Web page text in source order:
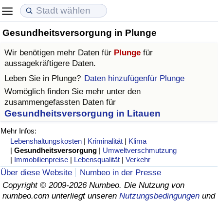
Gesundheitsversorgung in Plunge
Wir benötigen mehr Daten für Plunge für
aussagekräftigere Daten.
Leben Sie in Plunge? Daten hinzufügenfür Plunge
Womöglich finden Sie mehr unter den
zusammengefassten Daten für
Gesundheitsversorgung in Litauen
Mehr Infos:
Lebenshaltungskosten | Kriminalität | Klima
|Gesundheitsversorgung | Umweltverschmutzung
| Immobilienpreise | Lebensqualität |Verkehr
Über diese Website
Numbeo in der Presse
Copyright © 2009-2026 Numbeo. Die Nutzung von
numbeo.com unterliegt unseren Nutzungsbedingungen und
Lebenshaltungskosten
Lebenshaltungskosten-Index (aktuell)
Lebenshaltungskosten-Index
Lebenshaltungskosten-Index nach Land
in Akaba
Immobilienpreise
Immobilienpreis-Index (aktuell)
Immobilienpreis-Index
Immobilienpreis-Index nach Land
Lebensqualität
Lebensqualität-Index
Lebensqualität-Index (aktuell)
Lebensqualitätsindex nach Land
Kriminalität
Kriminalitäts-Index (aktuell)
Kriminalitäts-Index